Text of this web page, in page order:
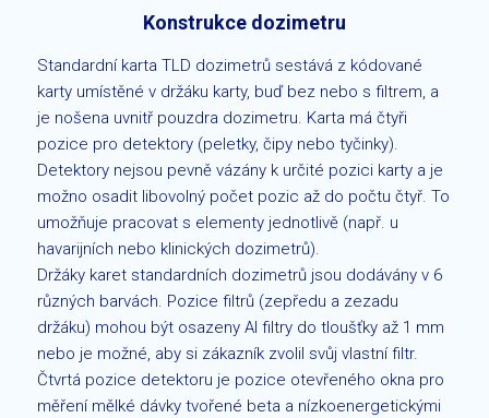
Konstrukce dozimetru
Standardní karta TLD dozimetrů sestává z kódované
karty umístěné v držáku karty, buď bez nebo s filtrem, a
je nošena uvnitř pouzdra dozimetru. Karta má čtyři
pozice pro detektory (peletky, čipy nebo tyčinky).
Detektory nejsou pevně vázány k určité pozici karty a je
možno osadit libovolný počet pozic až do počtu čtyř. To
umožňuje pracovat s elementy jednotlivě (např. u
havarijních nebo klinických dozimetrů).
Držáky karet standardních dozimetrů jsou dodávány v 6
různých barvách. Pozice filtrů (zepředu a zezadu
držáku) mohou být osazeny Al filtry do tloušťky až 1 mm
nebo je možné, aby si zákazník zvolil svůj vlastní filtr.
Čtvrtá pozice detektoru je pozice otevřeného okna pro
měření mělké dávky tvořené beta a nízkoenergetickými